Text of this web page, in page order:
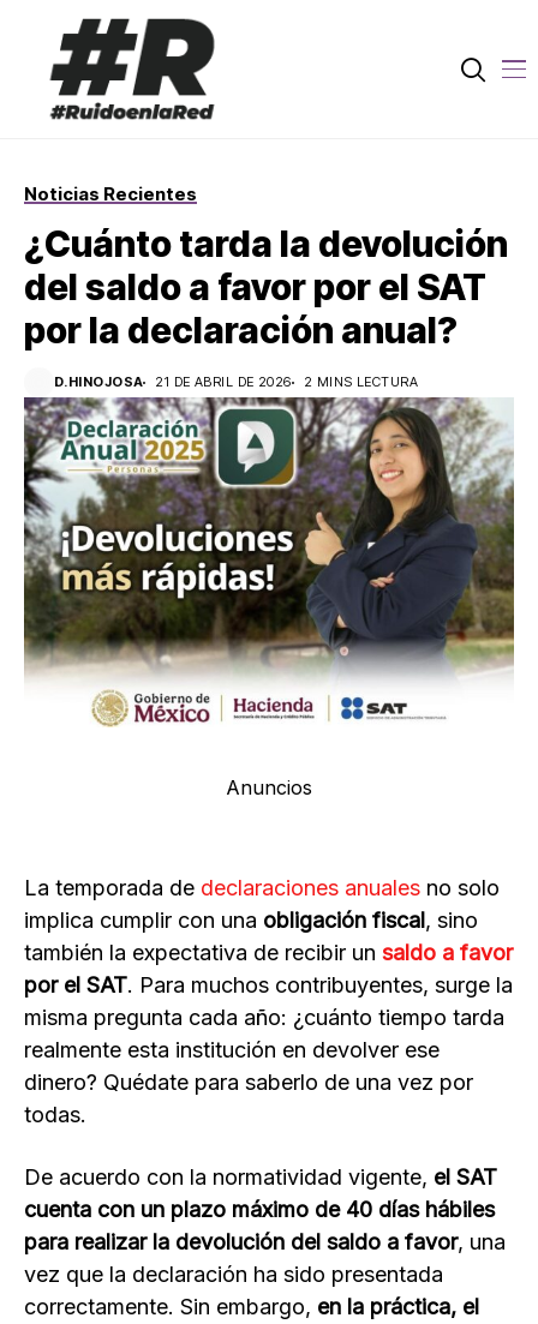
Noticias Recientes
¿Cuánto tarda la devolución
del saldo a favor por el SAT
por la declaración anual?
D.HINOJOSA 21 DE ABRIL DE 2026 2 MINS LECTURA
Anuncios
La temporada de declaraciones anuales no solo
implica cumplir con una obligación fiscal, sino
también la expectativa de recibir un saldo a favor
por el SAT. Para muchos contribuyentes, surge la
misma pregunta cada año: ¿cuánto tiempo tarda
realmente esta institución en devolver ese
dinero? Quédate para saberlo de una vez por
todas.
De acuerdo con la normatividad vigente, el SAT
cuenta con un plazo máximo de 40 días hábiles
para realizar la devolución del saldo a favor, una
vez que la declaración ha sido presentada
correctamente. Sin embargo, en la práctica, el